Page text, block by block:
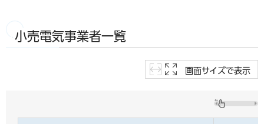
小売電気事業者一覧
画面サイズで表示